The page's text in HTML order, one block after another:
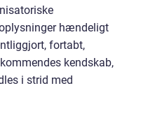
hændeligt
fortabt,
kendskab,
i strid med